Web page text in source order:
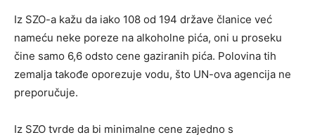
Iz SZO-a kažu da iako 108 od 194 države članice već
nameću neke poreze na alkoholne pića, oni u proseku
čine samo 6,6 odsto cene gaziranih pića. Polovina tih
zemalja takođe oporezuje vodu, što UN-ova agencija ne
preporučuje.
Iz SZO tvrde da bi minimalne cene zajedno s